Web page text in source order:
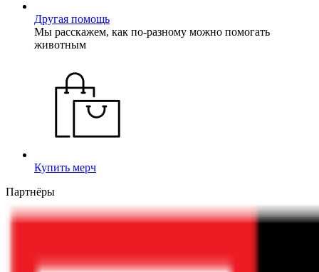
Другая помощь
Мы расскажем, как по-разному можно помогать
животным
Купить мерч
Партнёры